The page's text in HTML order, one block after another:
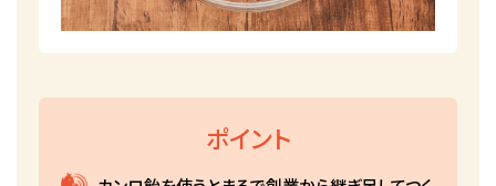
ポイント